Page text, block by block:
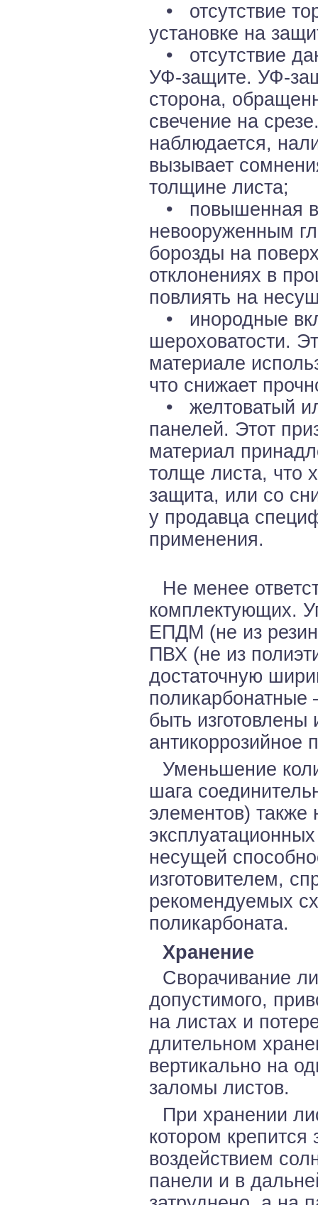
• отсутствие
установке на
• отсутствие
УФ-защите. УФ-
сторона,
свечение на
наблюдается,
вызывает
толщине листа;
• повышенная
невооруженным
борозды на
отклонениях в
повлиять на
• инородные
шероховатости.
материале
что снижает
• желтоватый
панелей. Этот
материал
толще листа, что
защита, или со
у продавца
применения.
Не менее
комплектующих.
ЕПДМ (не из
ПВХ (не из
достаточную
быть изготовлены
антикоррозийное
Уменьшение
шага
элементов) также
несущей
изготовителем,
рекомендуемых
поликарбоната.
Хранение
Сворачивание
допустимого,
на листах и
длительном
вертикально на
заломы листов.
При хранении
котором
воздействием
панели и в